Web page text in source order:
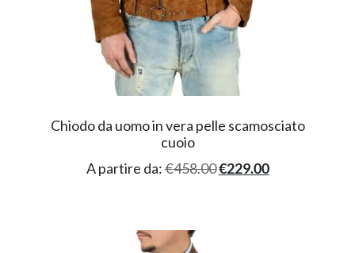
Chiodo da uomo in vera pelle scamosciato
cuoio
A partire da:€458.00€229.00